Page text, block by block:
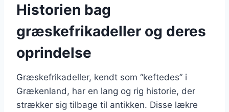
Historien bag
græskefrikadeller og deres
oprindelse
Græskefrikadeller, kendt som “keftedes” i
Grækenland, har en lang og rig historie, der
strækker sig tilbage til antikken. Disse lækre